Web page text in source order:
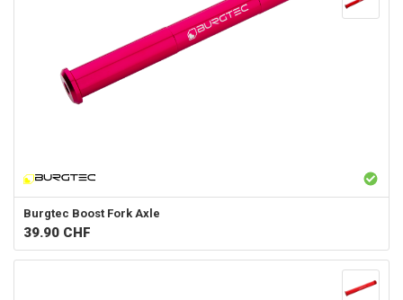
Burgtec Boost Fork Axle
39.90 CHF